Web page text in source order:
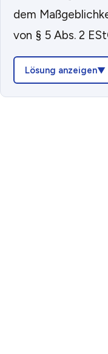
dem
von § 5 Abs. 2
Lösung anzeigen